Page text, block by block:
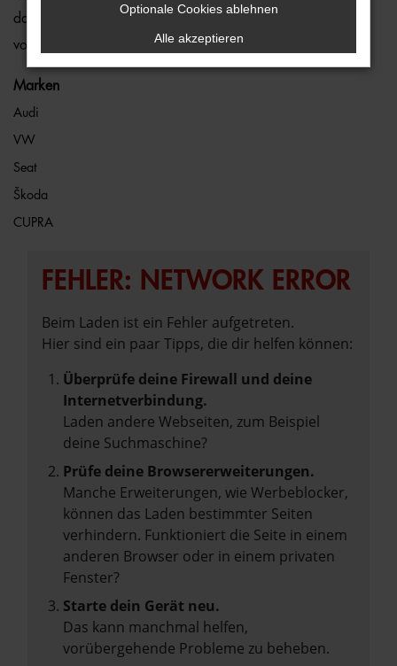
darin, dass wir nur erstklassige Fahrzeuge auf die Straßen
von Berlin lassen. Ohne „Wenn und Aber“.
Marken
Audi
VW
Seat
Škoda
CUPRA
FEHLER: NETWORK ERROR
Beim Laden ist ein Fehler aufgetreten.
Hier sind ein paar Tipps, die dir helfen können:
Überprüfe deine Firewall und deine
Internetverbindung.
Laden andere Webseiten, zum Beispiel
deine Suchmaschine?
Prüfe deine Browsererweiterungen.
Manche Erweiterungen, wie Werbeblocker,
können das Laden bestimmter Seiten
verhindern. Funktioniert die Seite in einem
anderen Browser oder in einem privaten
Fenster?
Starte dein Gerät neu.
Das kann manchmal helfen,
vorübergehende Probleme zu beheben.
Optionale Cookies ablehnen
Alle akzeptieren